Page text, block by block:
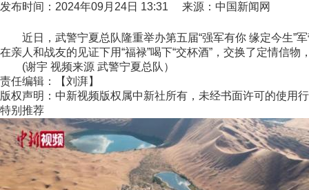
发布时间：2024年09月24日 13:31 来源：中国新闻网
近日，武警宁夏总队隆重举办第五届“强军有你 缘定今生”军
在亲人和战友的见证下用“福禄”喝下“交杯酒”，交换了定情信
(谢宇 视频来源 武警宁夏总队）
责任编辑：【刘湃】
版权声明：中新视频版权属中新社所有，未经书面许可的使用
特别推荐